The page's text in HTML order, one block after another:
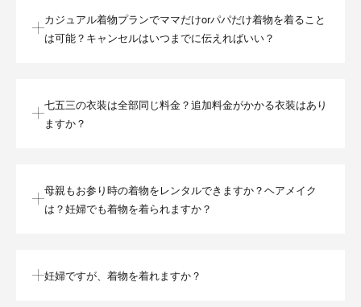
カジュアル着物プランでママだけorパパだけ着物を着ること
は可能？キャンセルはいつまでに伝えればいい？
七五三の衣装は全部同じ料金？追加料金がかかる衣装はあり
ますか？
母親もお参り時の着物をレンタルできますか？ヘアメイク
は？妊婦でも着物を着られますか？
妊婦ですが、着物を着れますか？